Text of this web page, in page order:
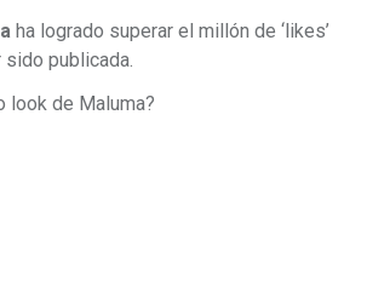
ha logrado superar el millón de ‘likes’
sido publicada.
look de Maluma?